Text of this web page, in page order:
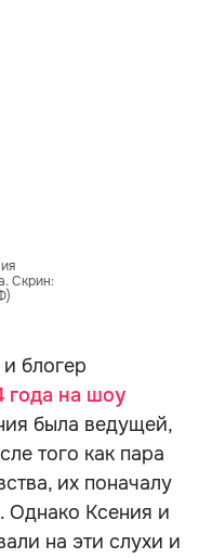
Скрин:
блогер
года на шоу
была ведущей,
того как пара
их поначалу
Однако Ксения и
на эти слухи и